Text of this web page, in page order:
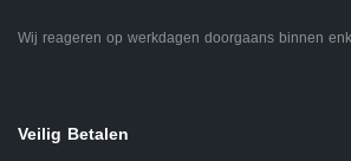
Wij reageren op werkdagen doorgaans binnen
Veilig Betalen